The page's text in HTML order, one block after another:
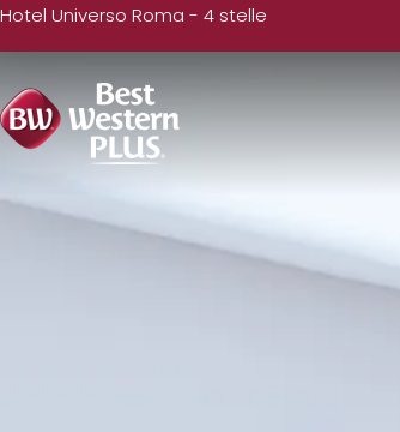
Hotel Universo Roma - 4 stelle